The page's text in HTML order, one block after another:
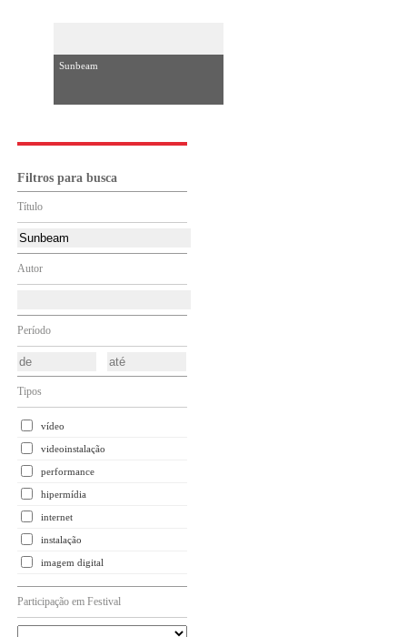
Sunbeam
Filtros para busca
Título
Autor
Período
Tipos
vídeo
videoinstalação
performance
hipermídia
internet
instalação
imagem digital
Participação em Festival